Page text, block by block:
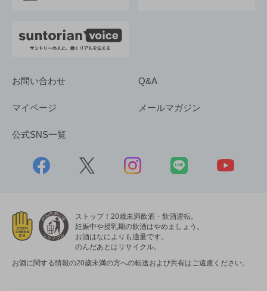
お問い合わせ Q&A
マイページ メールマガジン
公式SNS一覧
ストップ！20歳未満飲酒・飲酒運転。
妊娠中や授乳期の飲酒はやめましょう。
お酒はなによりも適量です。
のんだあとはリサイクル。
お酒に関する情報の20歳未満の方への転送および共有はご遠慮ください。